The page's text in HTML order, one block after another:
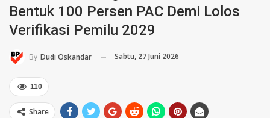
Bentuk 100 Persen PAC Demi Lolos
Verifikasi Pemilu 2029
By Dudi Oskandar Sabtu, 27 Juni 2026
110
Share